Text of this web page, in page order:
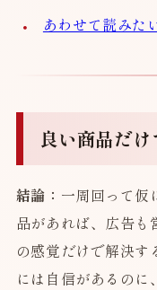
あわせて読みた
良い商品だ
結論： 一周回って仮
品があれば、広告も
の感覚だけで解決す
には自信があるの